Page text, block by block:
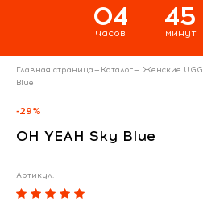
04
часов
45
минут
Главная страница— Каталог— Женские UGG
Blue
-29%
OH YEAH Sky Blue
Артикул: